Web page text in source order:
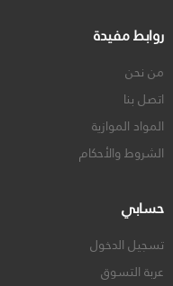
روابط مفيدة
من نحن
اتصل بنا
المواد الموازية
الشروط والأحكام
حسابي
تسجيل الدخول
عربة التسوق